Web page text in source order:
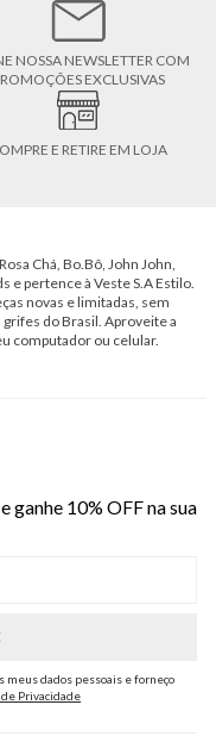
NOSSA NEWSLETTER COM
EXCLUSIVAS
E RETIRE EM LOJA
Chá, Bo.Bô, John John,
e pertence à Veste S.A Estilo.
novas e limitadas, sem
do Brasil. Aproveite a
computador ou celular.
ganhe 10% OFF na sua
meus dados pessoais e forneço
Privacidade